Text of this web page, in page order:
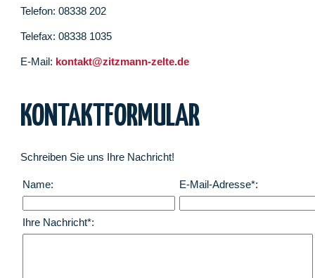
Telefon: 08338 202
Telefax: 08338 1035
E-Mail: kontakt@zitzmann-zelte.de
KONTAKTFORMULAR
Schreiben Sie uns Ihre Nachricht!
Name: E-Mail-Adresse*:
Ihre Nachricht*: